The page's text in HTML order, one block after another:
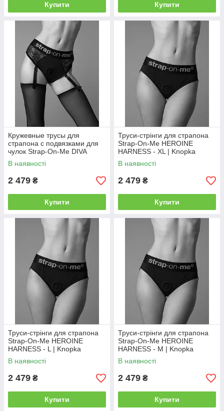
Купити Купити
Кружевные трусы для
страпона с подвязками для
чулок Strap-On-Me DIVA
HARNESS - M | Knopka
В наявності
2 479 ₴
Купити
Труси-стрінги для страпона
Strap-On-Me HEROINE
HARNESS - XL | Knopka
В наявності
2 479 ₴
Купити
Труси-стрінги для страпона
Strap-On-Me HEROINE
HARNESS - L | Knopka
В наявності
2 479 ₴
Купити
Труси-стрінги для страпона
Strap-On-Me HEROINE
HARNESS - M | Knopka
В наявності
2 479 ₴
Купити